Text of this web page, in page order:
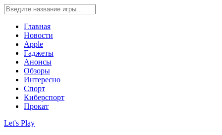
Главная
Новости
Apple
Гаджеты
Анонсы
Обзоры
Интересно
Спорт
Киберспорт
Прокат
Let's Play